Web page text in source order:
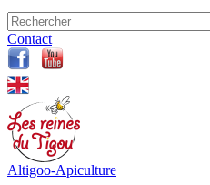
Contact
Altigoo-Apiculture